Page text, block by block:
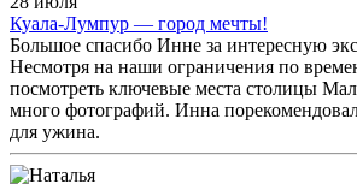
Куала-Лумпур — город мечты!
Большое спасибо Инне за интересную
Несмотря на наши ограничения по
посмотреть ключевые места столицы
много фотографий. Инна
для ужина.